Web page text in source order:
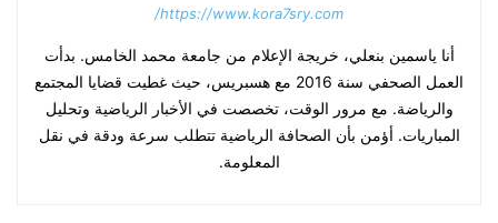
https://www.kora7sry.com/
أنا ياسمين بنعلي، خريجة الإعلام من جامعة محمد الخامس. بدأت
العمل الصحفي سنة 2016 مع هسبريس، حيث غطيت قضايا المجتمع
والرياضة. مع مرور الوقت، تخصصت في الأخبار الرياضية وتحليل
المباريات. أؤمن بأن الصحافة الرياضية تتطلب سرعة ودقة في نقل
المعلومة.